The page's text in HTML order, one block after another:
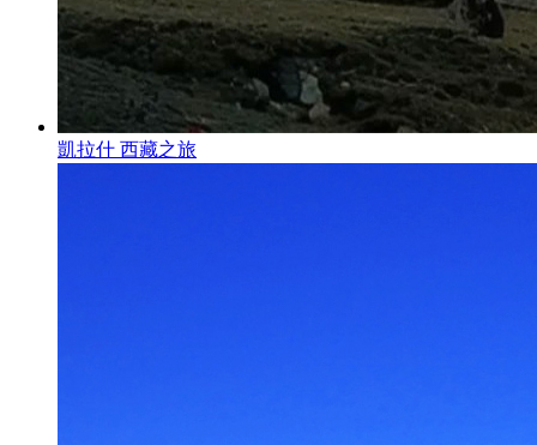
凱拉什 西藏之旅